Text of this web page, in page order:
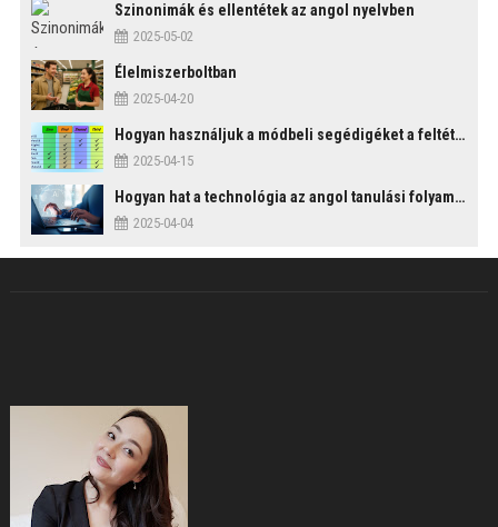
Szinonimák és ellentétek az angol nyelvben
2025-05-02
Élelmiszerboltban
2025-04-20
Hogyan használjuk a módbeli segédigéket a feltételes mondatszerkezetekben?
2025-04-15
Hogyan hat a technológia az angol tanulási folyamatokra?
2025-04-04